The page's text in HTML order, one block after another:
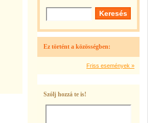
Ez történt a közösségben:
Friss események »
Szólj hozzá te is!